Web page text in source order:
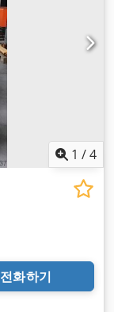
1 /4
전화하기